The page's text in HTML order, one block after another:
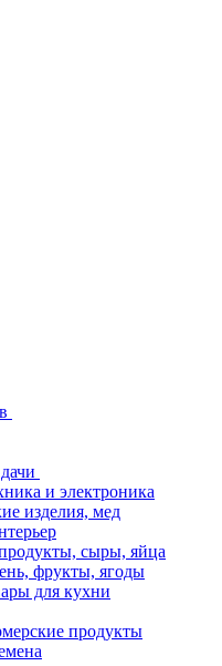
и электроника
изделия, мед
сыры, яйца
фрукты, ягоды
для кухни
продукты